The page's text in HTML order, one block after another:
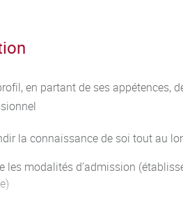
en partant de ses appétences,
la connaissance de soi tout au
les modalités d’admission